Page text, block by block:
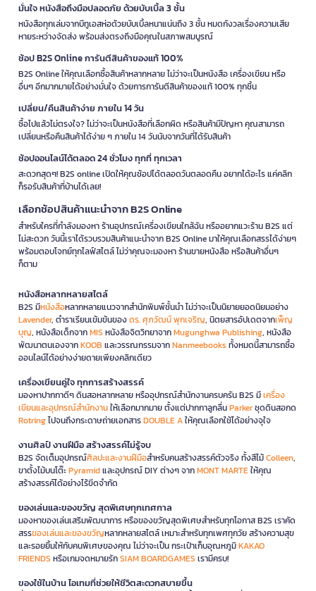
มั่นใจ หนังสือถึงมือปลอดภัย ด้วยบับเบิ้ล 3 ชั้น
หนังสือทุกเล่มจากบีทูเอสห่อด้วยบับเบิ้ลหนาแน่นถึง 3 ชั้น หมดกังวลเรื่องความเสีย
หายระหว่างจัดส่ง พร้อมส่งตรงถึงมือคุณในสภาพสมบูรณ์
ช้อป B2S Online การันตีสินค้าของแท้ 100%
B2S Online ให้คุณเลือกซื้อสินค้าหลากหลาย ไม่ว่าจะเป็นหนังสือ เครื่องเขียน หรือ
อื่นๆ อีกมากมายได้อย่างมั่นใจ ด้วยการการันตีสินค้าของแท้ 100% ทุกชิ้น
เปลี่ยน/คืนสินค้าง่าย ภายใน 14 วัน
ซื้อไปแล้วไม่ตรงใจ? ไม่ว่าจะเป็นหนังสือที่เลือกผิด หรือสินค้ามีปัญหา คุณสามารถ
เปลี่ยนหรือคืนสินค้าได้ง่าย ๆ ภายใน 14 วันนับจากวันที่ได้รับสินค้า
ช้อปออนไลน์ได้ตลอด 24 ชั่วโมง ทุกที่ ทุกเวลา
สะดวกสุดๆ! B2S online เปิดให้คุณช้อปได้ตลอดวันตลอดคืน อยากได้อะไร แค่คลิก
ก็รอรับสินค้าที่บ้านได้เลย!
เลือกช้อปสินค้าแนะนำจาก B2S Online
สำหรับใครที่กำลังมองหา ร้านอุปกรณ์เครื่องเขียนใกล้ฉัน หรืออยากแวะร้าน B2S แต่
ไม่สะดวก วันนี้เราได้รวบรวมสินค้าแนะนำจาก B2S Online มาให้คุณเลือกสรรได้ง่ายๆ
พร้อมตอบโจทย์ทุกไลฟ์สไตล์ ไม่ว่าคุณจะมองหา ร้านขายหนังสือ หรือสินค้าอื่นๆ
ก็ตาม
หนังสือหลากหลายสไตล์
B2S มีหนังสือหลากหลายแนวจากสำนักพิมพ์ชั้นนำ ไม่ว่าจะเป็นนิยายยอดนิยมอย่าง
Lavender, ตำราเรียนเข้มข้นของดร. ศุภวัฒน์ พุกเจริญ, นิตยสารอัปเดตจากเพ็ญ
บุญ, หนังสือเด็กจากMIS หนังสือจิตวิทยาจากMugunghwa Publishing, หนังสือ
พัฒนาตนเองจากKOOB และวรรณกรรมจากNanmeebooks ทั้งหมดนี้สามารถซื้อ
ออนไลน์ได้อย่างง่ายดายเพียงคลิกเดียว
เครื่องเขียนคู่ใจ ทุกการสร้างสรรค์
มองหาปากกาดีๆ ดินสอหลากหลาย หรืออุปกรณ์สำนักงานครบครัน B2S มีเครื่อง
เขียนและอุปกรณ์สำนักงานให้เลือกมากมาย ตั้งแต่ปากกาลูกลื่นParkerชุดดินสอกด
Rotringไปจนถึงกระดาษถ่ายเอกสารDOUBLE Aให้คุณเลือกใช้ได้อย่างจุใจ
งานศิลป์ งานฝีมือ สร้างสรรค์ไม่รู้จบ
B2S จัดเต็มอุปกรณ์ศิลปะและงานฝีมือสำหรับคนสร้างสรรค์ตัวจริง ทั้งสีไม้Colleen,
ขาตั้งไม้บนโต๊ะPyramidและอุปกรณ์ DIY ต่างๆ จากMONT MARTEให้คุณ
สร้างสรรค์ได้อย่างไร้ขีดจำกัด
ของเล่นและของขวัญ สุดพิเศษทุกเทศกาล
มองหาของเล่นเสริมพัฒนาการ หรือของขวัญสุดพิเศษสำหรับทุกโอกาส B2S เราคัด
สรรของเล่นและของขวัญหลากหลายสไตล์ เหมาะสำหรับทุกเพศทุกวัย สร้างความสุข
และรอยยิ้มให้กับคนพิเศษของคุณ ไม่ว่าจะเป็น กระเป๋าเก็บอุณหภูมิKAKAO
FRIENDS หรือเกมจดหมายรักSIAM BOARDGAMES เรามีครบ!
ของใช้ในบ้าน ไอเทมที่ช่วยให้ชีวิตสะดวกสบายขึ้น